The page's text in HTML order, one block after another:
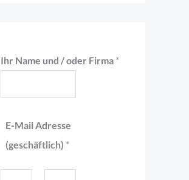
h
M
i
Ihr Name und / oder Firma *
E-Mail Adresse
(geschäftlich) *